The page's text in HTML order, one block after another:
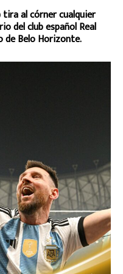
al córner cualquier
del club español Real
de Belo Horizonte.